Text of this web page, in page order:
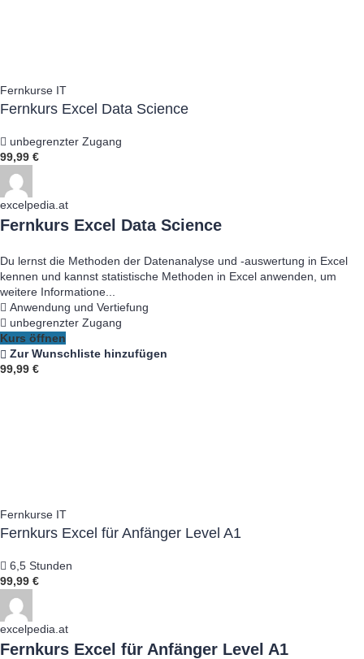
Fernkurse IT
Fernkurs Excel Data Science
unbegrenzter Zugang
99,99 €
excelpedia.at
Fernkurs Excel Data Science
Du lernst die Methoden der Datenanalyse und -auswertung in Excel
kennen und kannst statistische Methoden in Excel anwenden, um
weitere Informatione...
Anwendung und Vertiefung
unbegrenzter Zugang
Kurs öffnen
Zur Wunschliste hinzufügen
99,99 €
Fernkurse IT
Fernkurs Excel für Anfänger Level A1
6,5 Stunden
99,99 €
excelpedia.at
Fernkurs Excel für Anfänger Level A1